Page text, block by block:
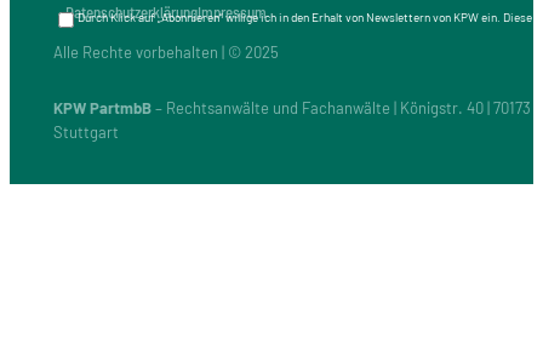
DatenschutzerklärungImpressum
Alle Rechte vorbehalten | © 2025
KPW PartmbB– Rechtsanwälte und Fachanwälte | Königstr. 40 | 70173
Stuttgart
Durch Klick auf „Abonnieren“ willige ich in den Erhalt von Newslettern von KPW ein.